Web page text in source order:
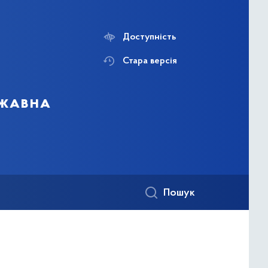
Доступність
Стара версія
Пошук